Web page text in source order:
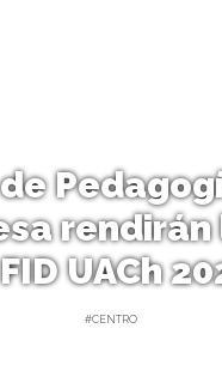
UACh
#CENTRO